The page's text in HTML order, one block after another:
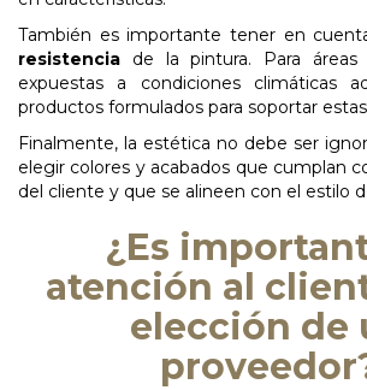
También es importante tener en
resistencia de la pintura. Para
expuestas a condiciones climáticas
productos formulados para soportar
Finalmente, la estética no debe ser
elegir colores y acabados que cumplan
del cliente y que se alineen con el estilo
¿Es
atención al
elección de